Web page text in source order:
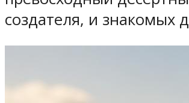
создателя, и знакомых